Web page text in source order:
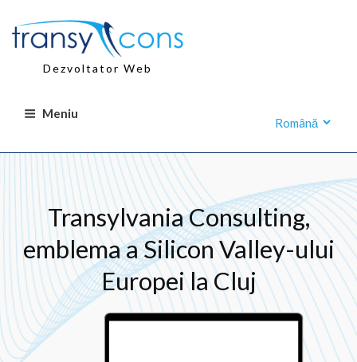
conținut
Dezvoltator Web
Meniu
Transylvania Consulting,
emblema a Silicon Valley-ului
Europei la Cluj